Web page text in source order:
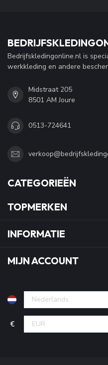
Bedrijfskledingonline.nl is
werkkleding en andere
Midstraat 205
8501 AM Joure
0513-724641
CATEGORIEËN
TOPMERKEN
INFORMATIE
MIJN ACCOUNT
€